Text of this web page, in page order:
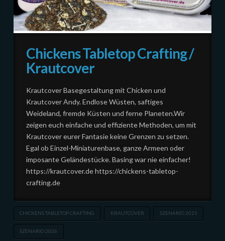
Chickens Tabletop Crafting /
Krautcover
Krautcover Basegestaltung mit Chicken und
Krautcover Andy. Endlose Wüsten, saftiges
Weideland, fremde Küsten und ferne Planeten.Wir
zeigen euch einfache und effiziente Methoden, um mit
Krautcover eurer Fantasie keine Grenzen zu setzen.
Egal ob Einzel-Miniaturenbase, ganze Armeen oder
imposante Geländestücke. Basing war nie einfacher!
https://krautcover.de https://chickens-tabletop-
crafting.de
CHICKENS TABLETOP CRAFTING KRAUTCOVER SZENARIO 2025
SZENARIO 2026